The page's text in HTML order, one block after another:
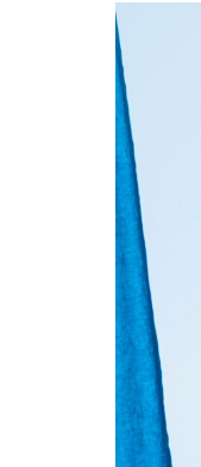
フレッシ
ゲストで
当たるチ
で痛みが
――実戦
たという
山田「ト
――想定通
山田「
りする
――石垣
山田「